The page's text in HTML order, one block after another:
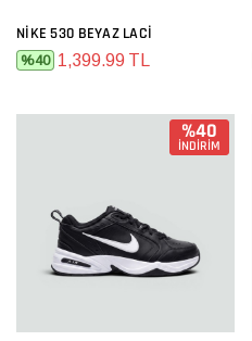
NIKE 530 BEYAZ LACI
%40 1,399.99 TL
%40
İNDİRİM